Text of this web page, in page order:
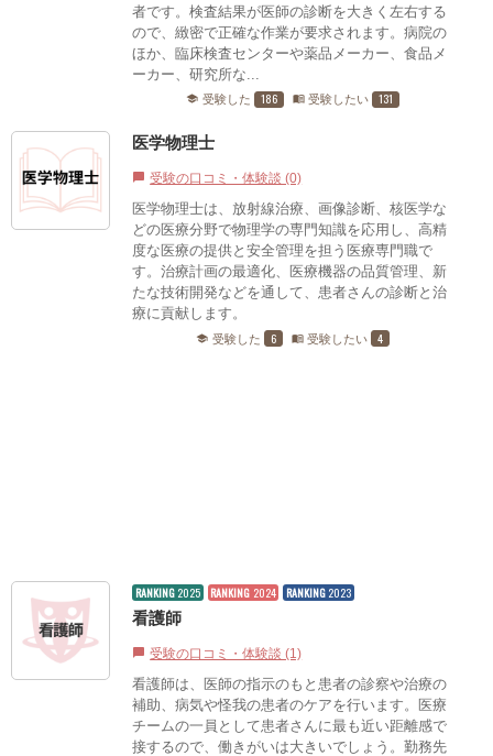
者です。検査結果が医師の診断を大きく左右する
ので、緻密で正確な作業が要求されます。病院の
ほか、臨床検査センターや薬品メーカー、食品メ
ーカー、研究所な...
school 受験した 186 menu_book 受験したい 131
医学物理士
chat_bubble 受験の口コミ・体験談 (0)
医学物理士は、放射線治療、画像診断、核医学な
どの医療分野で物理学の専門知識を応用し、高精
度な医療の提供と安全管理を担う医療専門職で
す。治療計画の最適化、医療機器の品質管理、新
たな技術開発などを通して、患者さんの診断と治
療に貢献します。
school 受験した 6 menu_book 受験したい 4
RANKING 2025 RANKING 2024 RANKING 2023
看護師
chat_bubble 受験の口コミ・体験談 (1)
看護師は、医師の指示のもと患者の診察や治療の
補助、病気や怪我の患者のケアを行います。医療
チームの一員として患者さんに最も近い距離感で
接するので、働きがいは大きいでしょう。勤務先